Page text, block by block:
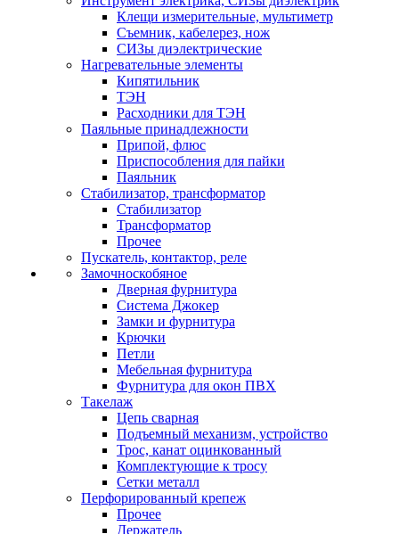
Клещи измерительные, мультиметр
Съемник, кабелерез, нож
СИЗы диэлектрические
Нагревательные элементы
Кипятильник
ТЭН
Расходники для ТЭН
Паяльные принадлежности
Припой, флюс
Приспособления для пайки
Паяльник
Стабилизатор, трансформатор
Стабилизатор
Трансформатор
Прочее
Пускатель, контактор, реле
Замочноскобяное
Дверная фурнитура
Система Джокер
Замки и фурнитура
Крючки
Петли
Мебельная фурнитура
Фурнитура для окон ПВХ
Такелаж
Цепь сварная
Подъемный механизм, устройство
Трос, канат оцинкованный
Комплектующие к тросу
Сетки металл
Перфорированный крепеж
Прочее
Держатель